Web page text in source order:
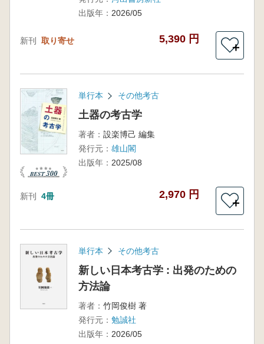
出版年： 2026/05
新刊 取り寄せ 5,390 円
＋
単行本 その他考古
土器の考古学
著者： 設楽博己 編集
発行元： 雄山閣
出版年： 2025/08
新刊 4冊 2,970 円
＋
単行本 その他考古
新しい日本考古学 : 出発のための
方法論
著者： 竹岡俊樹 著
発行元： 勉誠社
出版年： 2026/05